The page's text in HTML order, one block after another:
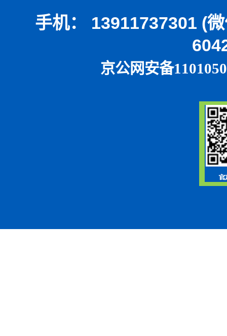
手机： 13911737301 (
京公网安备